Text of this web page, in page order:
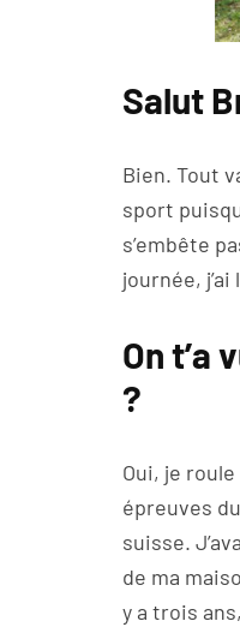
Salut
Bien. Tout
sport
s’embête
journée,
On t’a
?
Oui, je roule
épreuves
suisse.
de ma
y a trois